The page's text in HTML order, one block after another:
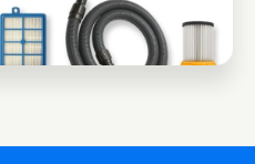
TB 33
TB 39